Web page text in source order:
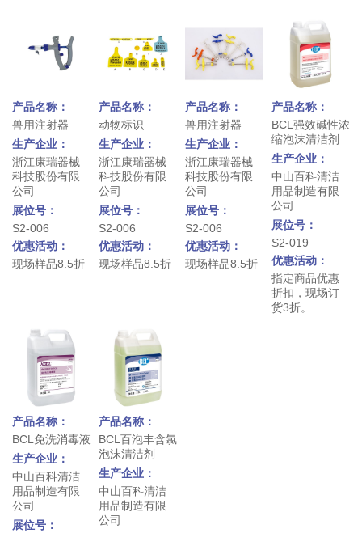
产品名称：
兽用注射器
生产企业：
浙江康瑞器械
科技股份有限
公司
展位号：
S2-006
优惠活动：
现场样品8.5折
产品名称：
动物标识
生产企业：
浙江康瑞器械
科技股份有限
公司
展位号：
S2-006
优惠活动：
现场样品8.5折
产品名称：
兽用注射器
生产企业：
浙江康瑞器械
科技股份有限
公司
展位号：
S2-006
优惠活动：
现场样品8.5折
产品名称：
BCL强效碱性浓
缩泡沫清洁剂
生产企业：
中山百科清洁
用品制造有限
公司
展位号：
S2-019
优惠活动：
指定商品优惠
折扣，现场订
货3折。
产品名称：
BCL免洗消毒液
生产企业：
中山百科清洁
用品制造有限
公司
展位号：
产品名称：
BCL百泡丰含氯
泡沫清洁剂
生产企业：
中山百科清洁
用品制造有限
公司